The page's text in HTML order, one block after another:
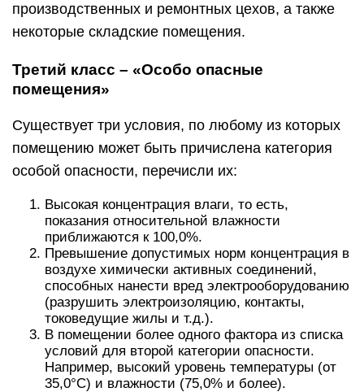
производственных и ремонтных цехов, а также
некоторые складские помещения.
Третий класс – «Особо опасные
помещения»
Существует три условия, по любому из которых
помещению может быть причислена категория
особой опасности, перечисли их:
Высокая концентрация влаги, то есть,
показания относительной влажности
приближаются к 100,0%.
Превышение допустимых норм концентрация в
воздухе химически активных соединений,
способных нанести вред электрооборудованию
(разрушить электроизоляцию, контакты,
токоведущие жилы и т.д.).
В помещении более одного фактора из списка
условий для второй категории опасности.
Например, высокий уровень температуры (от
35,0°С) и влажности (75,0% и более).